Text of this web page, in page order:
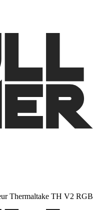
Thermaltake TH V2 RGB